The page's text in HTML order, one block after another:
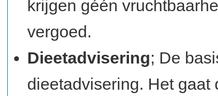
krijgen géén
vergoed.
Dieetadvisering; De
dieetadvisering. Het